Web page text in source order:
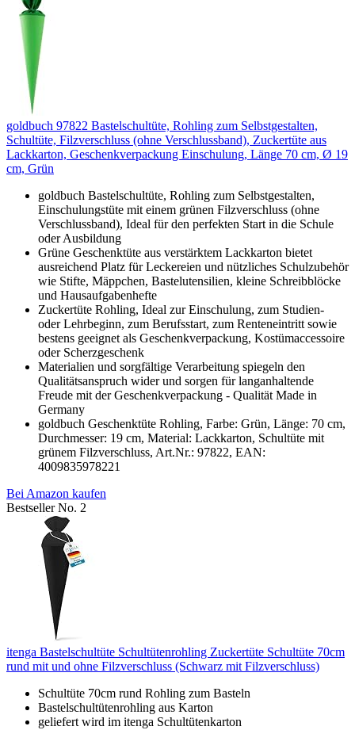
goldbuch 97822 Bastelschultüte, Rohling zum Selbstgestalten,
Schultüte, Filzverschluss (ohne Verschlussband), Zuckertüte aus
Lackkarton, Geschenkverpackung Einschulung, Länge 70 cm, Ø 19
cm, Grün
goldbuch Bastelschultüte, Rohling zum Selbstgestalten,
Einschulungstüte mit einem grünen Filzverschluss (ohne
Verschlussband), Ideal für den perfekten Start in die Schule
oder Ausbildung
Grüne Geschenktüte aus verstärktem Lackkarton bietet
ausreichend Platz für Leckereien und nützliches Schulzubehör
wie Stifte, Mäppchen, Bastelutensilien, kleine Schreibblöcke
und Hausaufgabenhefte
Zuckertüte Rohling, Ideal zur Einschulung, zum Studien-
oder Lehrbeginn, zum Berufsstart, zum Renteneintritt sowie
bestens geeignet als Geschenkverpackung, Kostümaccessoire
oder Scherzgeschenk
Materialien und sorgfältige Verarbeitung spiegeln den
Qualitätsanspruch wider und sorgen für langanhaltende
Freude mit der Geschenkverpackung - Qualität Made in
Germany
goldbuch Geschenktüte Rohling, Farbe: Grün, Länge: 70 cm,
Durchmesser: 19 cm, Material: Lackkarton, Schultüte mit
grünem Filzverschluss, Art.Nr.: 97822, EAN:
4009835978221
Bei Amazon kaufen
Bestseller No. 2
itenga Bastelschultüte Schultütenrohling Zuckertüte Schultüte 70cm
rund mit und ohne Filzverschluss (Schwarz mit Filzverschluss)
Schultüte 70cm rund Rohling zum Basteln
Bastelschultütenrohling aus Karton
geliefert wird im itenga Schultütenkarton